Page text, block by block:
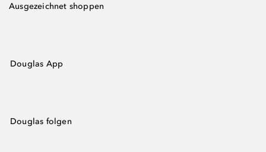
Ausgezeichnet shoppen
Douglas App
Douglas folgen